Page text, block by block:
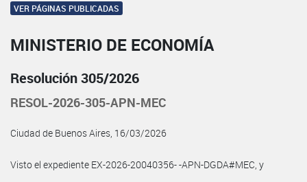
VER PÁGINAS PUBLICADAS
MINISTERIO DE ECONOMÍA
Resolución 305/2026
RESOL-2026-305-APN-MEC
Ciudad de Buenos Aires, 16/03/2026
Visto el expediente EX-2026-20040356- -APN-DGDA#MEC, y